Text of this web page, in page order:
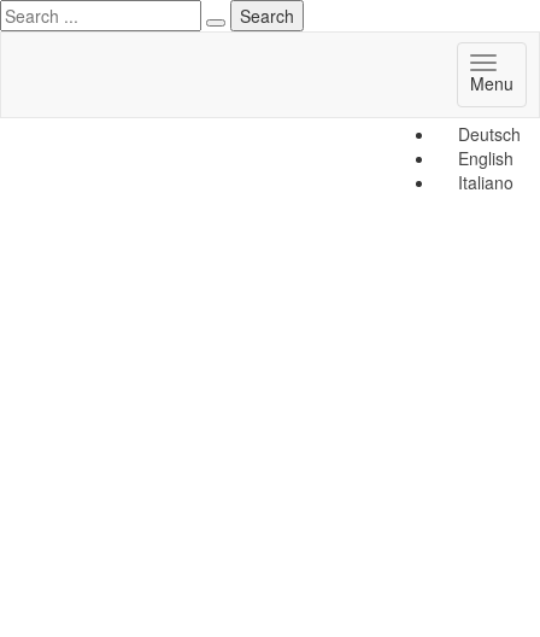
Deutsch
English
Italiano
Menu